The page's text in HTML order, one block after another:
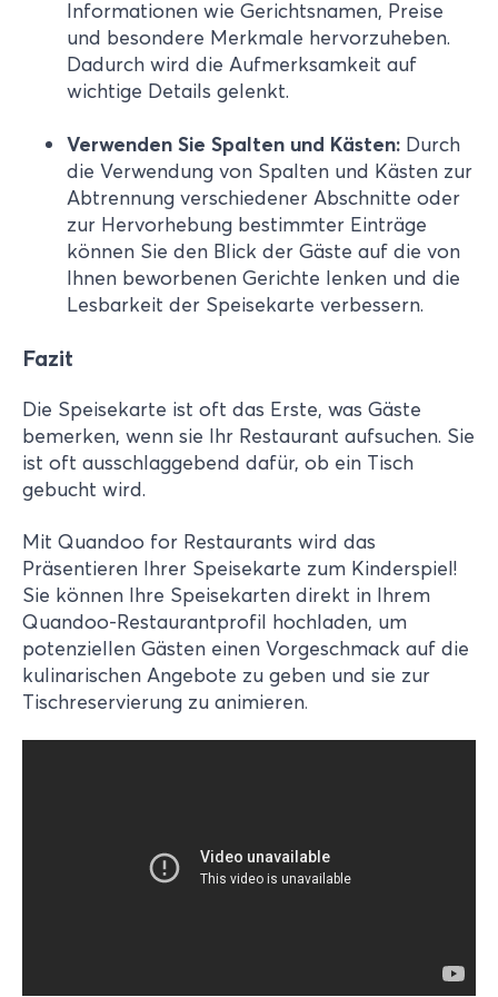
Informationen wie Gerichtsnamen, Preise
und besondere Merkmale hervorzuheben.
Dadurch wird die Aufmerksamkeit auf
wichtige Details gelenkt.
Verwenden Sie Spalten und Kästen: Durch
die Verwendung von Spalten und Kästen zur
Abtrennung verschiedener Abschnitte oder
zur Hervorhebung bestimmter Einträge
können Sie den Blick der Gäste auf die von
Ihnen beworbenen Gerichte lenken und die
Lesbarkeit der Speisekarte verbessern.
Fazit
Die Speisekarte ist oft das Erste, was Gäste
bemerken, wenn sie Ihr Restaurant aufsuchen. Sie
ist oft ausschlaggebend dafür, ob ein Tisch
gebucht wird.
Mit Quandoo for Restaurants wird das
Präsentieren Ihrer Speisekarte zum Kinderspiel!
Sie können Ihre Speisekarten direkt in Ihrem
Quandoo-Restaurantprofil hochladen, um
potenziellen Gästen einen Vorgeschmack auf die
kulinarischen Angebote zu geben und sie zur
Tischreservierung zu animieren.